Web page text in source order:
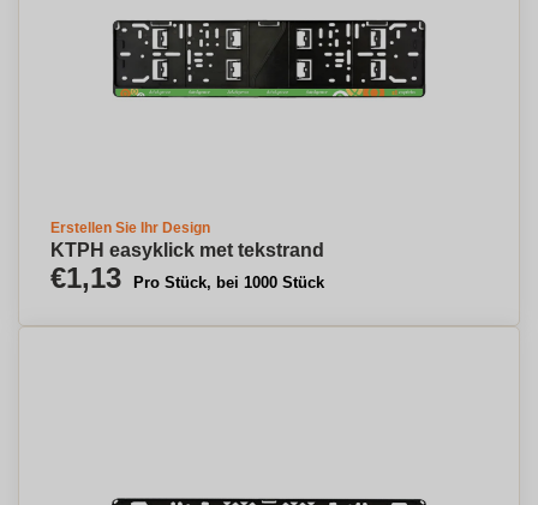
Erstellen Sie Ihr Design
KTPH easyklick met tekstrand
€1,13 Pro Stück, bei 1000 Stück